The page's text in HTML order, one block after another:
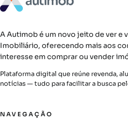
A Autimob é um novo jeito de ver e
Imobiliário, oferecendo mais aos
interesse em comprar ou vender
Plataforma digital que reúne revenda,
notícias — tudo para facilitar a busca
NAVEGAÇÃO